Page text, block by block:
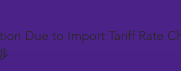
Due to Import Tariff Rate